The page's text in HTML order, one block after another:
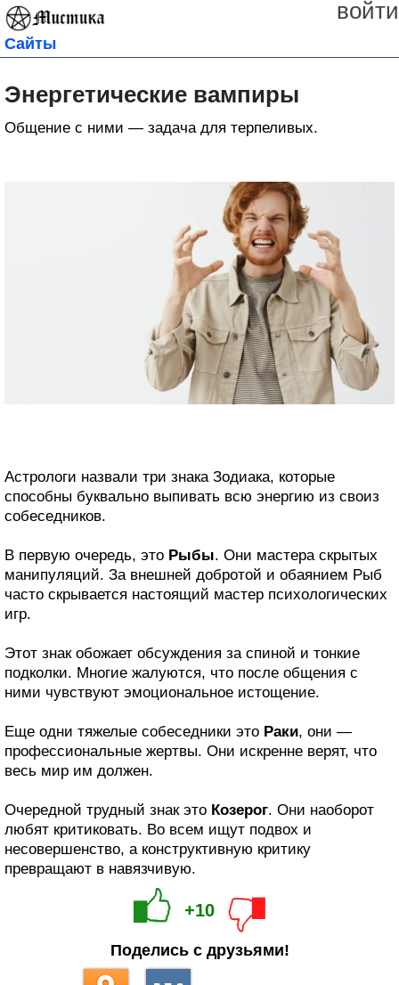
войти
Сайты
Энергетические вампиры
Общение с ними — задача для терпеливых.
Астрологи назвали три знака Зодиака, которые
способны буквально выпивать всю энергию из своиз
собеседников.
В первую очередь, это Рыбы. Они мастера скрытых
манипуляций. За внешней добротой и обаянием Рыб
часто скрывается настоящий мастер психологических
игр.
Этот знак обожает обсуждения за спиной и тонкие
подколки. Многие жалуются, что после общения с
ними чувствуют эмоциональное истощение.
Еще одни тяжелые собеседники это Раки, они —
профессиональные жертвы. Они искренне верят, что
весь мир им должен.
Очередной трудный знак это Козерог. Они наоборот
любят критиковать. Во всем ищут подвох и
несовершенство, а конструктивную критику
превращают в навязчивую.
+10
Поделись с друзьями!